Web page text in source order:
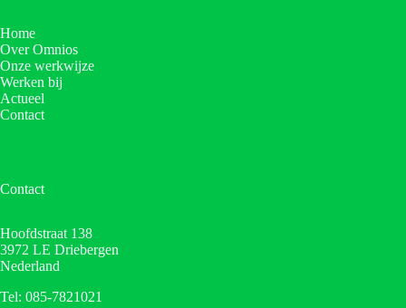
Home
Over Omnios
Onze werkwijze
Werken bij
Actueel
Contact
Contact
Hoofdstraat 138
3972 LE Driebergen
Nederland
Tel: 085-7821021